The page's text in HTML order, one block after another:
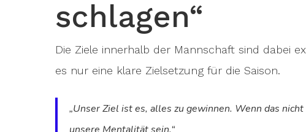
schlagen“
Die Ziele innerhalb der Mannschaft sind dabei
es nur eine klare Zielsetzung für die Saison.
„Unser Ziel ist es, alles zu gewinnen. Wenn das